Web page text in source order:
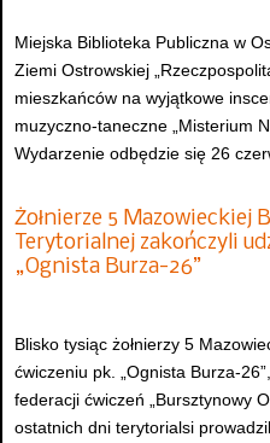
Miejska Biblioteka Publiczna w
Ziemi Ostrowskiej
mieszkańców na wyjątkowe
muzyczno-taneczne „Misterium
Wydarzenie odbędzie się 26
Żołnierze 5 Mazowieckiej
Terytorialnej zakończyli
„Ognista Burza-26”
Blisko tysiąc żołnierzy 5
ćwiczeniu pk. „Ognista Burza-
federacji ćwiczeń „Bursztynowy
ostatnich dni terytorialsi